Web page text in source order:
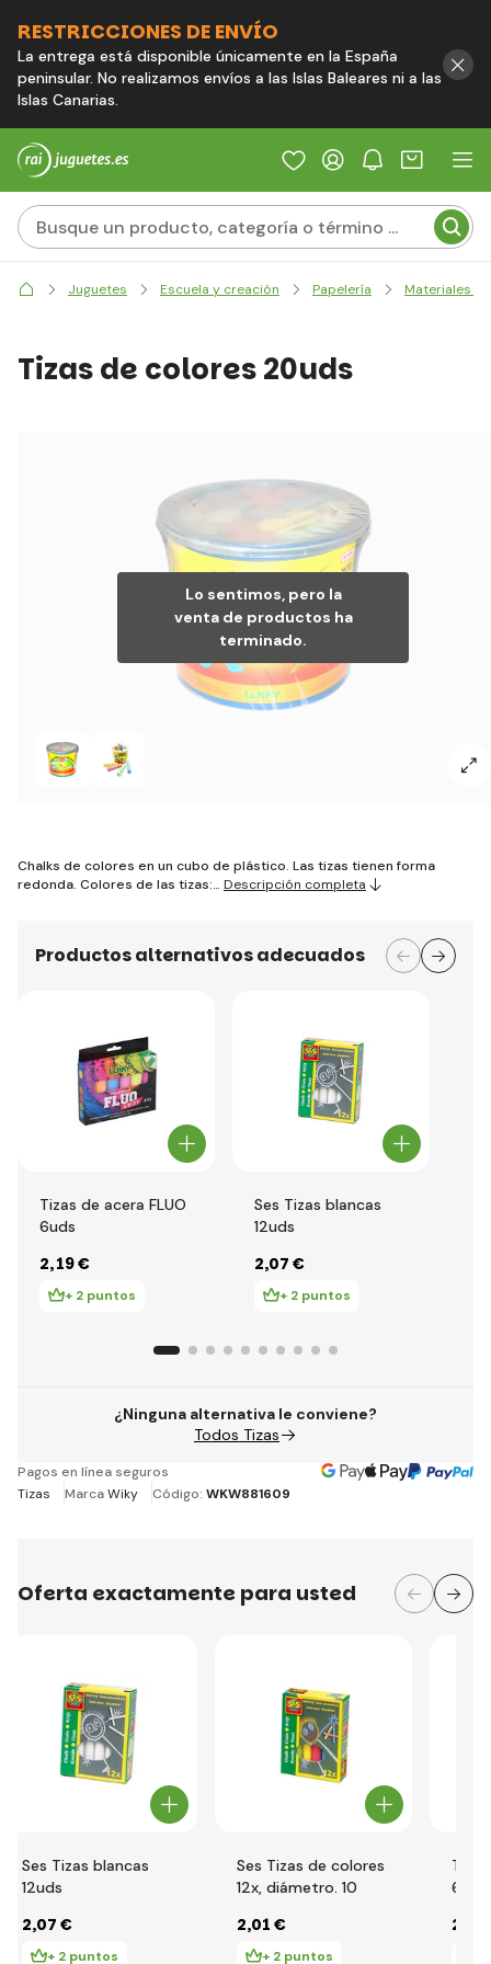
RESTRICCIONES DE ENVÍO
La entrega está disponible únicamente en la España
peninsular. No realizamos envíos a las Islas Baleares ni a las
Islas Canarias.
Juguetes Escuela y creación Papelería Materiales
Lo sentimos, pero la
venta de productos ha
terminado.
Tizas de colores 20uds
Chalks de colores en un cubo de plástico. Las tizas tienen forma
redonda. Colores de las tizas:… Descripción completa
Productos alternativos adecuados
Tizas de acera FLUO
6uds
2,19 €
+ 2 puntos
Ses Tizas blancas
12uds
2,07 €
+ 2 puntos
¿Ninguna alternativa le conviene?
Todos Tizas
Pagos en línea seguros
Tizas
MarcaWiky Código: WKW881609
Oferta exactamente para usted
Ses Tizas blancas
12uds
2,07 €
+ 2 puntos
Ses Tizas de colores
12x, diámetro. 10
2,01 €
+ 2 puntos
6uds
2